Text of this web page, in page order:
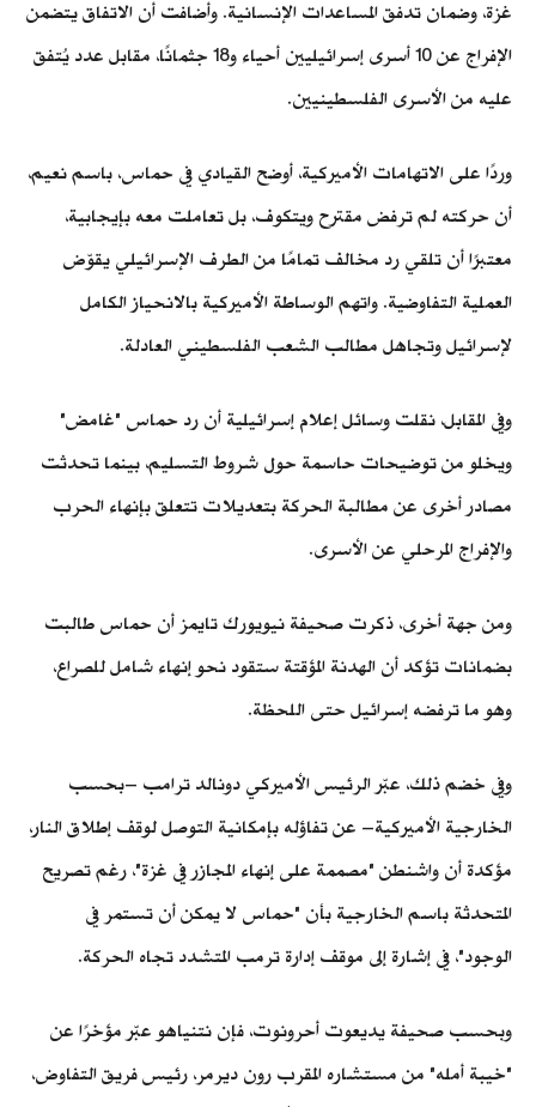
غزة، وضمان تدفق المساعدات الإنسانية. وأضافت أن الاتفاق يتضمن
الإفراج عن 10 أسرى إسرائيليين أحياء و18 جثمانًا، مقابل عدد يُتفق
عليه من الأسرى الفلسطينيين.
وردًا على الاتهامات الأميركية، أوضح القيادي في حماس، باسم نعيم،
أن حركته لم ترفض مقترح ويتكوف، بل تعاملت معه بإيجابية،
معتبرًا أن تلقي رد مخالف تمامًا من الطرف الإسرائيلي يقوّض
العملية التفاوضية. واتهم الوساطة الأميركية بالانحياز الكامل
لإسرائيل وتجاهل مطالب الشعب الفلسطيني العادلة.
وفي المقابل، نقلت وسائل إعلام إسرائيلية أن رد حماس "غامض"
ويخلو من توضيحات حاسمة حول شروط التسليم، بينما تحدثت
مصادر أخرى عن مطالبة الحركة بتعديلات تتعلق بإنهاء الحرب
والإفراج المرحلي عن الأسرى.
ومن جهة أخرى، ذكرت صحيفة نيويورك تايمز أن حماس طالبت
بضمانات تؤكد أن الهدنة المؤقتة ستقود نحو إنهاء شامل للصراع،
وهو ما ترفضه إسرائيل حتى اللحظة.
وفي خضم ذلك، عبّر الرئيس الأميركي دونالد ترامب –بحسب
الخارجية الأميركية– عن تفاؤله بإمكانية التوصل لوقف إطلاق النار،
مؤكدة أن واشنطن "مصممة على إنهاء المجازر في غزة"، رغم تصريح
المتحدثة باسم الخارجية بأن "حماس لا يمكن أن تستمر في
الوجود"، في إشارة إلى موقف إدارة ترمب المتشدد تجاه الحركة.
وبحسب صحيفة يديعوت أحرونوت، فإن نتنياهو عبّر مؤخرًا عن
"خيبة أمله" من مستشاره المقرب رون ديرمر، رئيس فريق التفاوض،